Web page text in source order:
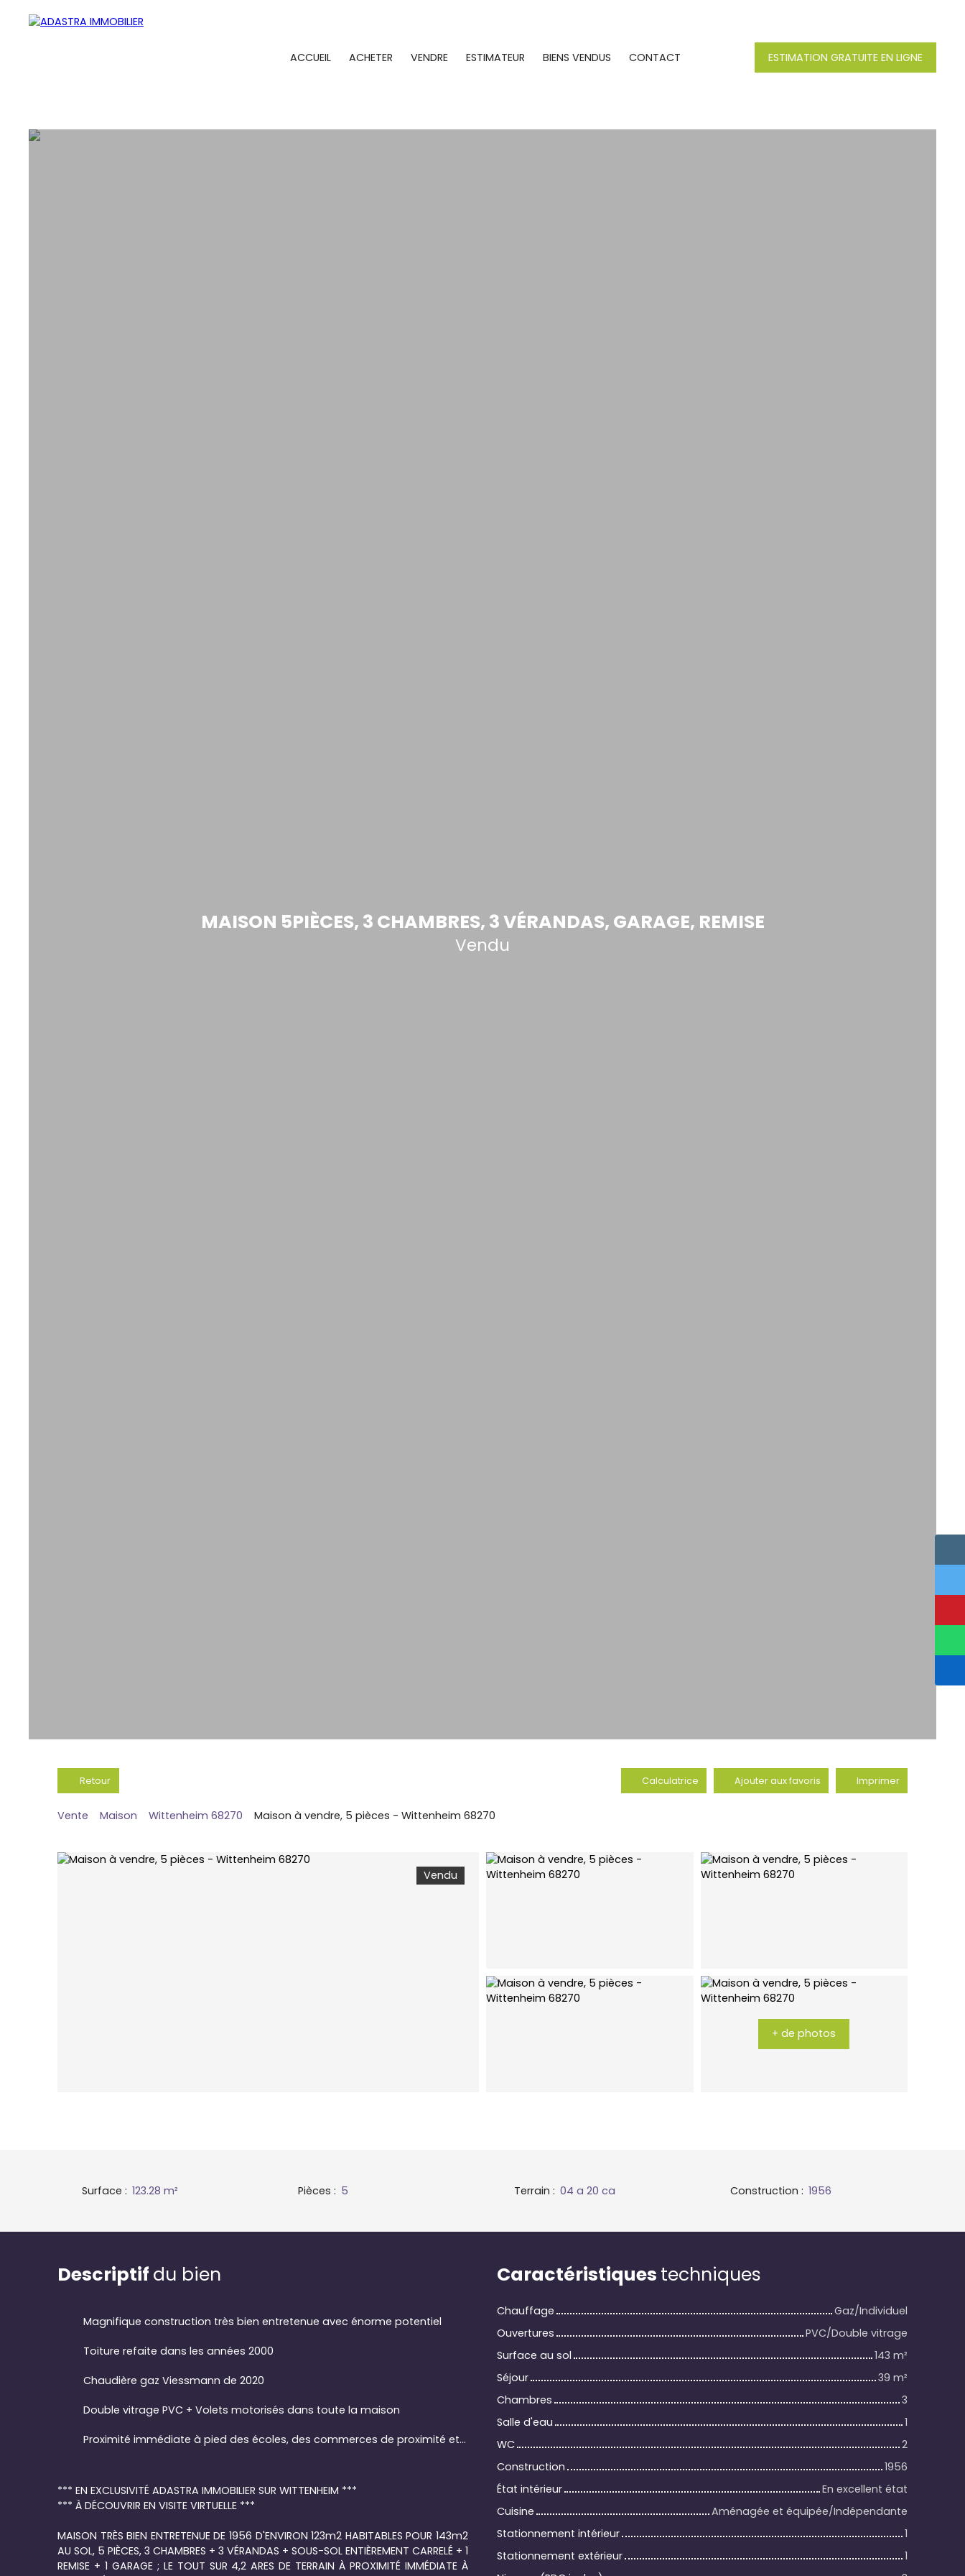
ACCUEIL ACHETER VENDRE ESTIMATEUR BIENS VENDUS CONTACT ESTIMATION GRATUITE EN LIGNE
MAISON 5PIÈCES, 3 CHAMBRES, 3 VÉRANDAS, GARAGE, REMISE
Vendu
Retour Calculatrice Ajouter aux favoris Imprimer
Vente Maison Wittenheim 68270 Maison à vendre, 5 pièces - Wittenheim 68270
Vendu
+ de photos
Surface : 123.28 m² Pièces : 5 Terrain : 04 a 20 ca Construction : 1956
Descriptif du bien
Magnifique construction très bien entretenue avec énorme potentiel
Toiture refaite dans les années 2000
Chaudière gaz Viessmann de 2020
Double vitrage PVC + Volets motorisés dans toute la maison
Proximité immédiate à pied des écoles, des commerces de proximité et des transports en commun
*** EN EXCLUSIVITÉ ADASTRA IMMOBILIER SUR WITTENHEIM ***
*** À DÉCOUVRIR EN VISITE VIRTUELLE ***
MAISON TRÈS BIEN ENTRETENUE DE 1956 D'ENVIRON 123m2 HABITABLES POUR 143m2
AU SOL, 5 PIÈCES, 3 CHAMBRES + 3 VÉRANDAS + SOUS-SOL ENTIÈREMENT CARRELÉ + 1
REMISE + 1 GARAGE ; LE TOUT SUR 4,2 ARES DE TERRAIN À PROXIMITÉ IMMÉDIATE À
Caractéristiques techniques
Chauffage
Gaz/Individuel
Ouvertures
PVC/Double vitrage
Surface au sol
143 m²
Séjour
39 m²
Chambres
3
Salle d'eau
1
WC
2
Construction
1956
État intérieur
En excellent état
Cuisine
Aménagée et équipée/Indépendante
Stationnement intérieur
1
Stationnement extérieur
1